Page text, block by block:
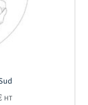
Plage de prix : 18,00 €
HT